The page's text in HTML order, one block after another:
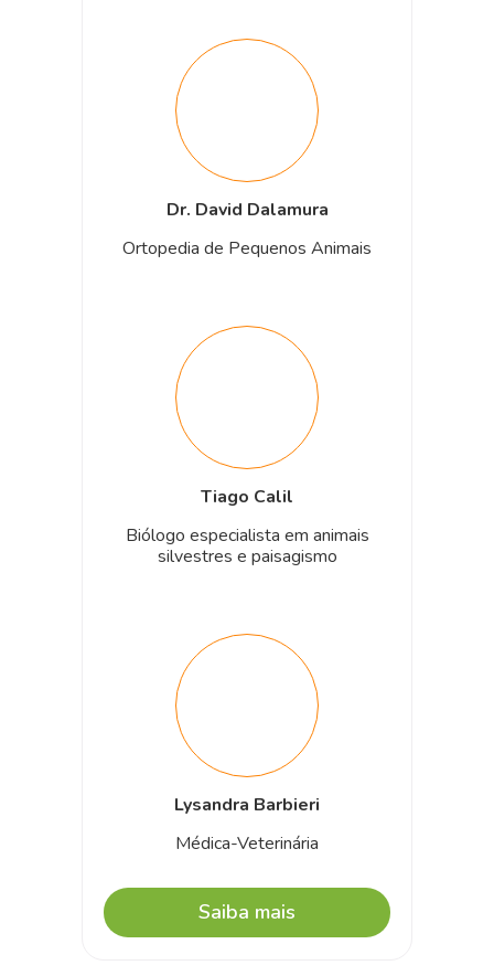
Dr. David Dalamura
Ortopedia de Pequenos Animais
Tiago Calil
Biólogo especialista em animais
silvestres e paisagismo
Lysandra Barbieri
Médica-Veterinária
Saiba mais